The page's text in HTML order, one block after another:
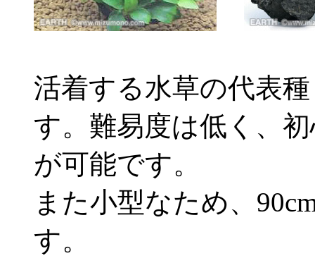
活着する水草の代表
す。難易度は低く、
が可能です。
また小型なため、
す。